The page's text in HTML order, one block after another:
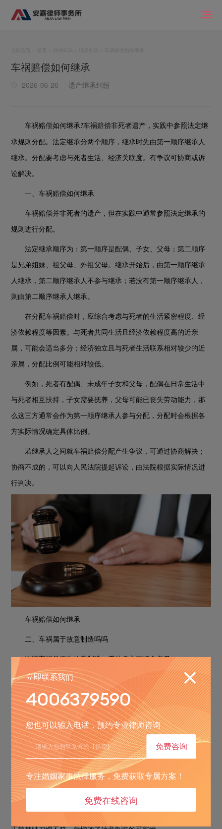
车祸赔偿如何继承
2026-06-26 遗产继承纠纷
车祸赔偿如何继承?车祸赔偿非死者遗产，实践中参照法定继
承规则分配。法定继承分两个顺序，继承时先由第一顺序继承人
继承。分配要考虑与死者生活、经济关联度。有争议可协商或诉
讼解决。
一、车祸赔偿如何继承
车祸赔偿并非死者的遗产，但在实践中通常参照法定继承的
规则进行分配。
法定继承顺序为：第一顺序是配偶、子女、父母；第二顺序
是兄弟姐妹、祖父母、外祖父母。继承开始后，由第一顺序继承
人继承，第二顺序继承人不参与继承；若没有第一顺序继承人，
则由第二顺序继承人继承。
在分配车祸赔偿时，应综合考虑与死者的生活紧密程度、经
济依赖程度等因素。与死者共同生活且经济依赖程度高的近亲
属，可能会适当多分；经济独立且与死者生活联系相对较少的近
亲属，分配比例可能相对较低。
例如，死者有配偶、未成年子女和父母，配偶在日常生活中
与死者相互扶持，子女需要抚养，父母可能已丧失劳动能力，那
么这三方通常会作为第一顺序继承人参与分配，分配时会根据各
方实际情况确定具体比例。
若继承人之间就车祸赔偿分配产生争议，可通过协商解决；
协商不成的，可以向人民法院提起诉讼，由法院根据实际情况进
行判决。
车祸赔偿如何继承
二、车祸属于故意制造吗吗
判断车祸是否为故意制造，需从多方面综合考量。
从主观意图看，若当事人有使事故发生的故意，比如一方为
获取保险赔偿、报复他人等目的，主动采取危险行为导致碰撞，
可认定为故意制造。例如，故意猛打方向盘撞向其他车辆，或在
路口故意闯红灯引发碰撞。
从行为表现分析，若存在异常驾驶行为且不符合常理，也可
能是故意制造。像在正常行驶中突然急刹车导致后车追尾，或者
频繁别车引发碰撞。
从证据角度，监控视频、行车记录仪、证人证言等能提供关
键线索。若视频显示一方在事故发生前有明显的异常操作，且与
立即联系我们
4006379590
您也可以输入电话，预约专业律师咨询
免费咨询
专注婚姻家事法律服务，免费获取专属方案！
免费在线咨询